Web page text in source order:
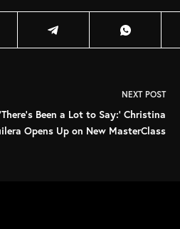
NEXTPOST
‘There’s Been a Lot to Say:’ Christina
Opens Up on New MasterClass